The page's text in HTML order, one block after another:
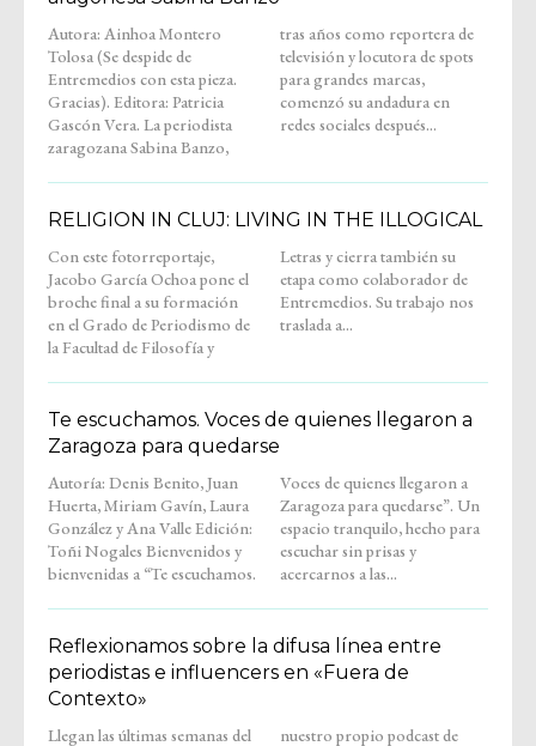
Autora: Ainhoa Montero
Tolosa (Se despide de
Entremedios con esta pieza.
Gracias). Editora: Patricia
Gascón Vera. La periodista
zaragozana Sabina Banzo,
tras años como reportera de
televisión y locutora de spots
para grandes marcas,
comenzó su andadura en
redes sociales después...
RELIGION IN CLUJ: LIVING IN THE ILLOGICAL
Con este fotorreportaje,
Jacobo García Ochoa pone el
broche final a su formación
en el Grado de Periodismo de
la Facultad de Filosofía y
Letras y cierra también su
etapa como colaborador de
Entremedios. Su trabajo nos
traslada a...
Te escuchamos. Voces de quienes llegaron a
Zaragoza para quedarse
Autoría: Denis Benito, Juan
Huerta, Miriam Gavín, Laura
González y Ana Valle Edición:
Toñi Nogales Bienvenidos y
bienvenidas a “Te escuchamos.
Voces de quienes llegaron a
Zaragoza para quedarse”. Un
espacio tranquilo, hecho para
escuchar sin prisas y
acercarnos a las...
Reflexionamos sobre la difusa línea entre
periodistas e influencers en «Fuera de
Contexto»
Llegan las últimas semanas del
nuestro propio podcast de